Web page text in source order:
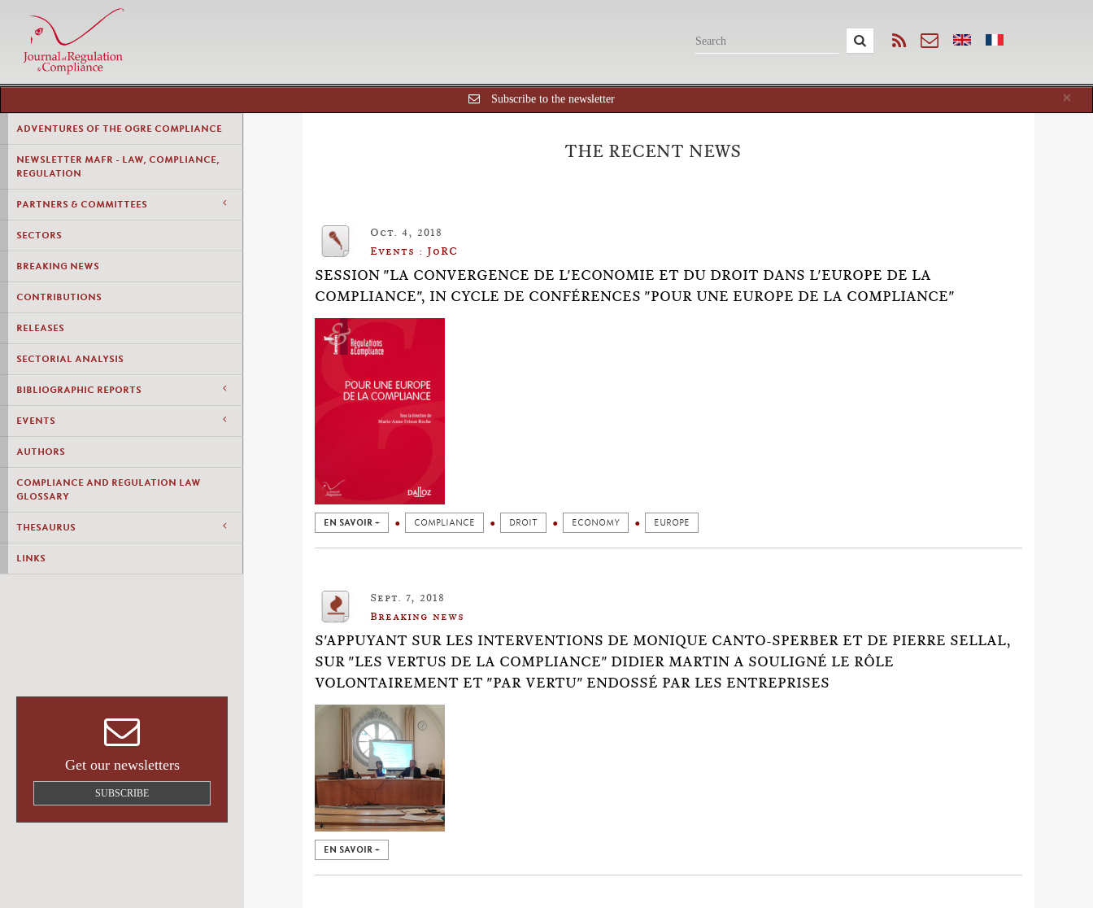
×
Subscribe to the newsletter
ADVENTURES OF THE OGRE COMPLIANCE
NEWSLETTER MAFR - LAW, COMPLIANCE,
REGULATION
PARTNERS & COMMITTEES
SECTORS
BREAKING NEWS
CONTRIBUTIONS
RELEASES
SECTORIAL ANALYSIS
BIBLIOGRAPHIC REPORTS
EVENTS
AUTHORS
COMPLIANCE AND REGULATION LAW
GLOSSARY
THESAURUS
LINKS
Get our newsletters
SUBSCRIBE
THE RECENT NEWS
Oct. 4, 2018
Events : JoRC
SESSION "LA CONVERGENCE DE L'ECONOMIE ET DU DROIT DANS L'EUROPE DE LA
COMPLIANCE", IN CYCLE DE CONFÉRENCES "POUR UNE EUROPE DE LA COMPLIANCE"
EN SAVOIR + COMPLIANCE DROIT ECONOMY EUROPE
Sept. 7, 2018
Breaking news
S'APPUYANT SUR LES INTERVENTIONS DE MONIQUE CANTO-SPERBER ET DE PIERRE SELLAL,
SUR "LES VERTUS DE LA COMPLIANCE" DIDIER MARTIN A SOULIGNÉ LE RÔLE
VOLONTAIREMENT ET "PAR VERTU" ENDOSSÉ PAR LES ENTREPRISES
EN SAVOIR +